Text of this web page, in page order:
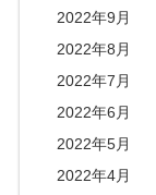
2022年9月
2022年8月
2022年7月
2022年6月
2022年5月
2022年4月